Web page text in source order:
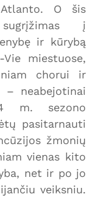
O šis
į
ir kūrybą
miestuose,
chorui ir
– neabejotinai
m. sezono
pasitarnauti
žmonių
vienas kito
net ir po jo
veiksniu.